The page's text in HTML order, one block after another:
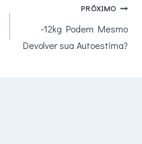
PRÓXIMO
-12kg Podem Mesmo
Devolver sua Autoestima?